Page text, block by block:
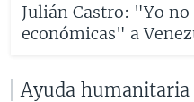
Julián Castro: "Yo
económicas" a
Ayuda humanitaria